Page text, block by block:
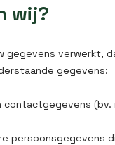
wij?
gegevens verwerkt,
gegevens:
(bv.
persoonsgegevens